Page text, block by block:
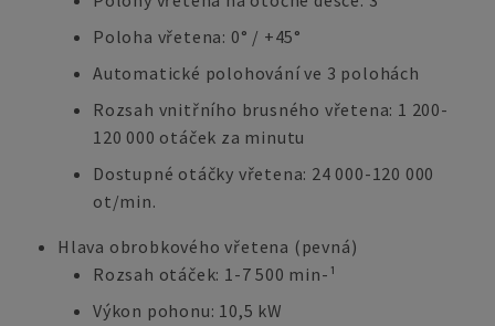
Poloha vřetena: 0° / +45°
Automatické polohování ve 3 polohách
Rozsah vnitřního brusného vřetena: 1 200-
120 000 otáček za minutu
Dostupné otáčky vřetena: 24 000-120 000
ot/min.
Hlava obrobkového vřetena (pevná)
Rozsah otáček: 1-7 500 min-¹
Výkon pohonu: 10,5 kW